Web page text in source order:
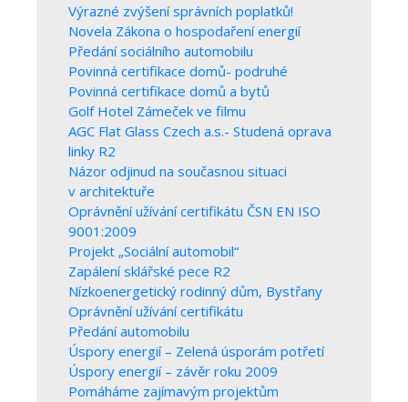
Výrazné zvýšení správních poplatků!
Novela Zákona o hospodaření energií
Předání sociálního automobilu
Povinná certifikace domů- podruhé
Povinná certifikace domů a bytů
Golf Hotel Zámeček ve filmu
AGC Flat Glass Czech a.s.- Studená oprava
linky R2
Názor odjinud na současnou situaci
v architektuře
Oprávnění užívání certifikátu ČSN EN ISO
9001:2009
Projekt „Sociální automobil“
Zapálení sklářské pece R2
Nízkoenergetický rodinný dům, Bystřany
Oprávnění užívání certifikátu
Předání automobilu
Úspory energií – Zelená úsporám potřetí
Úspory energií – závěr roku 2009
Pomáháme zajímavým projektům